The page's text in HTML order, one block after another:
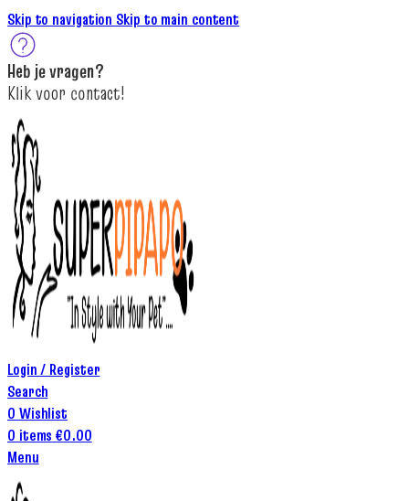
Skip to navigation Skip to main content
Heb jevragen?
Klikvoor contact!
Login / Register
Search
0 Wishlist
0 items €0.00
Menu